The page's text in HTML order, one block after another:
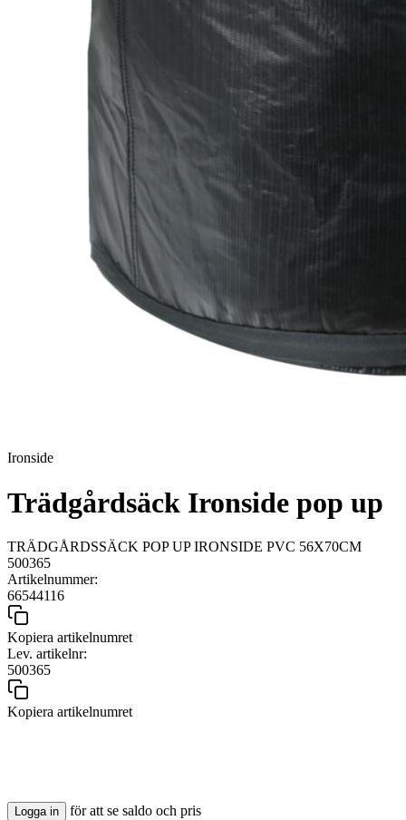
Ironside
Trädgårdsäck Ironside pop up
TRÄDGÅRDSSÄCK POP UP IRONSIDE PVC 56X70CM
500365
Artikelnummer:
66544116
Kopiera artikelnumret
Lev. artikelnr:
500365
Kopiera artikelnumret
Logga in för att se saldo och pris